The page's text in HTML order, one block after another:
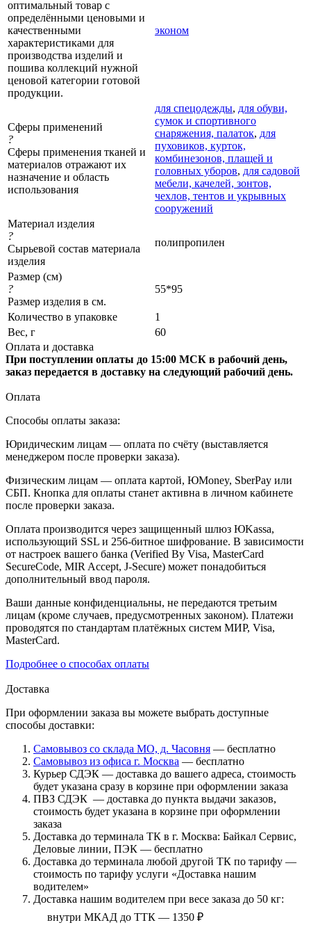
оптимальный товар с
определёнными ценовыми и
качественными
характеристиками для
производства изделий и
пошива коллекций нужной
ценовой категории готовой
продукции.
эконом
Сферы применений
?
Сферы применения тканей и
материалов отражают их
назначение и область
использования
для спецодежды, для обуви,
сумок и спортивного
снаряжения, палаток, для
пуховиков, курток,
комбинезонов, плащей и
головных уборов, для садовой
мебели, качелей, зонтов,
чехлов, тентов и укрывных
сооружений
Материал изделия
?
Сырьевой состав материала
изделия
полипропилен
Размер (см)
?
Размер изделия в см.
55*95
Количество в упаковке
1
Вес, г
60
Оплата и доставка
При поступлении оплаты до 15:00 МСК в рабочий день,
заказ передается в доставку на следующий рабочий день.
Оплата
Способы оплаты заказа:
Юридическим лицам — оплата по счёту (выставляется
менеджером после проверки заказа).
Физическим лицам — оплата картой, ЮMoney, SberPay или
СБП. Кнопка для оплаты станет активна в личном кабинете
после проверки заказа.
Оплата производится через защищенный шлюз ЮKassa,
использующий SSL и 256-битное шифрование. В зависимости
от настроек вашего банка (Verified By Visa, MasterCard
SecureCode, MIR Accept, J-Secure) может понадобиться
дополнительный ввод пароля.
Ваши данные конфиденциальны, не передаются третьим
лицам (кроме случаев, предусмотренных законом). Платежи
проводятся по стандартам платёжных систем МИР, Visa,
MasterCard.
Подробнее о способах оплаты
Доставка
При оформлении заказа вы можете выбрать доступные
способы доставки:
Самовывоз со склада МО, д. Часовня — бесплатно
Самовывоз из офиса г. Москва — бесплатно
Курьер СДЭК — доставка до вашего адреса, стоимость
будет указана сразу в корзине при оформлении заказа
ПВЗ СДЭК — доставка до пункта выдачи заказов,
стоимость будет указана в корзине при оформлении
заказа
Доставка до терминала ТК в г. Москва: Байкал Сервис,
Деловые линии, ПЭК — бесплатно
Доставка до терминала любой другой ТК по тарифу —
стоимость по тарифу услуги «Доставка нашим
водителем»
Доставка нашим водителем при весе заказа до 50 кг:
внутри МКАД до ТТК — 1350 ₽